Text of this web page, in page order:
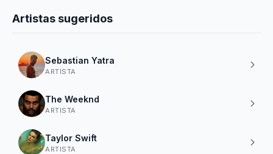
Artistas sugeridos
Sebastian Yatra
ARTISTA
The Weeknd
ARTISTA
Taylor Swift
ARTISTA